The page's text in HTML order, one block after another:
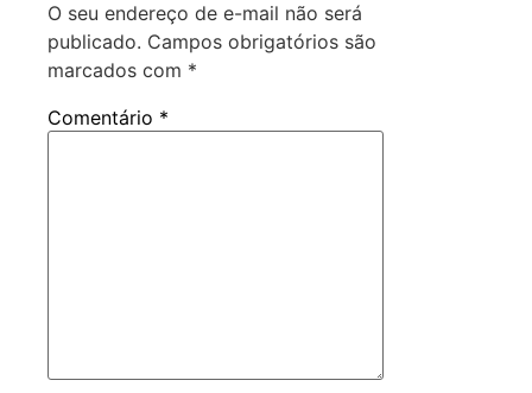
O seu endereço de e-mail não será
publicado. Campos obrigatórios são
marcados com *
Comentário *